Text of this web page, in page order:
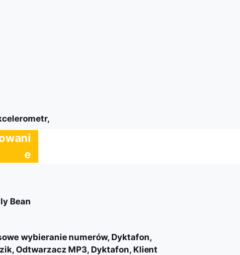
e
Bean
wybieranie numerów, Dyktafon,
Odtwarzacz MP3, Dyktafon, Klient